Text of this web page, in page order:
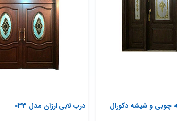
درب لابی ارزان مدل 033 چوبی و شیشه دکورال